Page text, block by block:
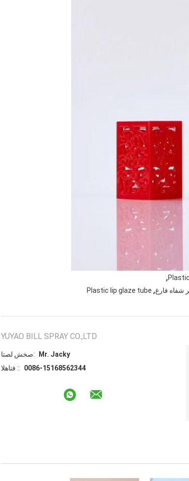
,
شفاه فارغ,
Plastic lip glaze tube
YUYAO BILL SPRAY CO.,LTD
اتصل شخص:
Mr. Jacky
الهاتف ::
0086-15168562344